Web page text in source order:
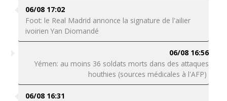
06/08 17:02
Foot: le Real Madrid annonce la signature de l'ailier
ivoirien Yan Diomandé
06/08 16:56
Yémen: au moins 36 soldats morts dans des attaques
houthies (sources médicales à l'AFP)
06/08 16:31